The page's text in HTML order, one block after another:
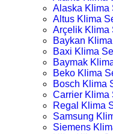
Alaska Klima
Altus Klima
Arçelik Klima
Baykan
Baxi Klima
Baymak
Beko Klima
Bosch Klima
Carrier Klima
Regal Klima
Samsung
Siemens